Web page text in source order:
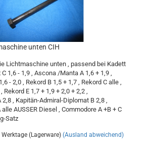
unten CIH
Lichtmaschine unten , passend bei Kadett
C 1,6 - 1,9 , Ascona /Manta A 1,6 + 1,9 ,
- 2,0 , Rekord B 1,5 + 1,7 , Rekord C alle ,
Rekord E 1,7 + 1,9 + 2,0 + 2,2 ,
, Kapitän-Admiral-Diplomat B 2,8 ,
AUSSER Diesel , Commodore A +B + C
Satz
Werktage (Lagerware) (Ausland abweichend)